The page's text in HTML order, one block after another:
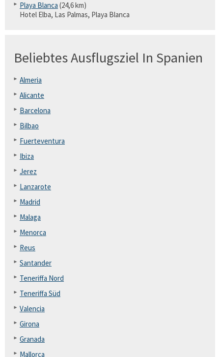
Playa Blanca (24,6 km)
Hotel Elba, Las Palmas, Playa Blanca
Beliebtes Ausflugsziel In Spanien
Almeria
Alicante
Barcelona
Bilbao
Fuerteventura
Ibiza
Jerez
Lanzarote
Madrid
Malaga
Menorca
Reus
Santander
Teneriffa Nord
Teneriffa Süd
Valencia
Girona
Granada
Mallorca